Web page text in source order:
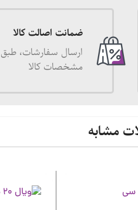
ضمانت اصالت کالا
ارسال سفارشات،
مشخصات کالا
مشابه